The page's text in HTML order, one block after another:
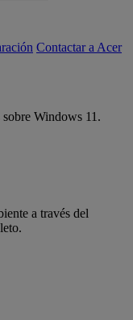
Contactar a Acer
sobre Windows 11.
a través del